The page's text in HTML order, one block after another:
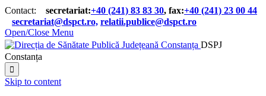
Contact: secretariat:+40 (241) 83 83 30, fax:+40 (241) 23 00 44
secretariat@dspct.ro, relatii.publice@dspct.ro
Open/Close Menu
DSPJ
Constanța

Skip to content